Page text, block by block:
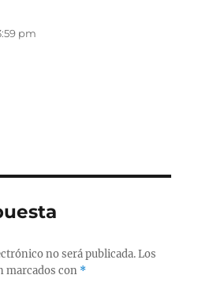
pm
no será publicada. Los
marcados con *